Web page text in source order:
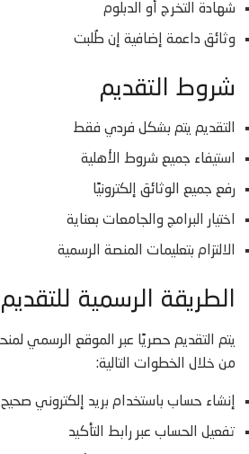
شهادة التخرج أو الدبلوم
وثائق داعمة إضافية إن طُلبت
شروط التقديم
التقديم يتم بشكل فردي فقط
استيفاء جميع شروط الأهلية
رفع جميع الوثائق إلكترونيًا
اختيار البرامج والجامعات بعناية
الالتزام بتعليمات المنصة الرسمية
الطريقة الرسمية للتقديم
من خلال الخطوات التالية:
إنشاء حساب باستخدام بريد إلكتروني صحيح
تفعيل الحساب عبر رابط التأكيد